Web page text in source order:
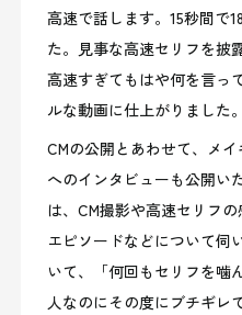
高速で話します。15秒間で
た。見事な高速セリフを披
高速すぎてもはや何を言っ
ルな動画に仕上がりました。
CMの公開とあわせて、メ
へのインタビューも公開い
は、CM撮影や高速セリフ
エピソードなどについて伺
いて、「何回もセリフを噛
人なのにその度にブチギレ